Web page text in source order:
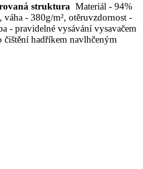
struktura Materiál - 94%
- 380g/m², otěruvzdornost -
- pravidelné vysávání vysavačem
hadříkem navlhčeným